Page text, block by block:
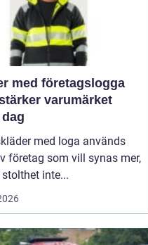
med företagslogga
varumärket
med loga används
företag som vill synas mer,
inte...